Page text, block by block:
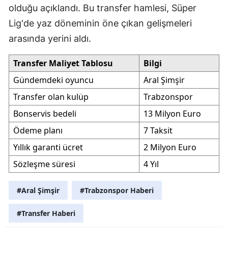
olduğu açıklandı. Bu transfer hamlesi, Süper
Lig'de yaz döneminin öne çıkan gelişmeleri
arasında yerini aldı.
Transfer Maliyet Tablosu
Bilgi
Gündemdeki oyuncu
Aral Şimşir
Transfer olan kulüp
Trabzonspor
Bonservis bedeli
13 Milyon Euro
Ödeme planı
7 Taksit
Yıllık garanti ücret
2 Milyon Euro
Sözleşme süresi
4 Yıl
#Aral Şimşir #Trabzonspor Haberi
#Transfer Haberi